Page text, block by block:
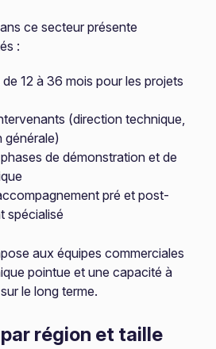
ce secteur présente
:
12 à 36 mois pour les projets
(direction technique,
générale)
de démonstration et de
pré et post-
spécialisé
aux équipes commerciales
pointue et une capacité à
le long terme.
région et taille